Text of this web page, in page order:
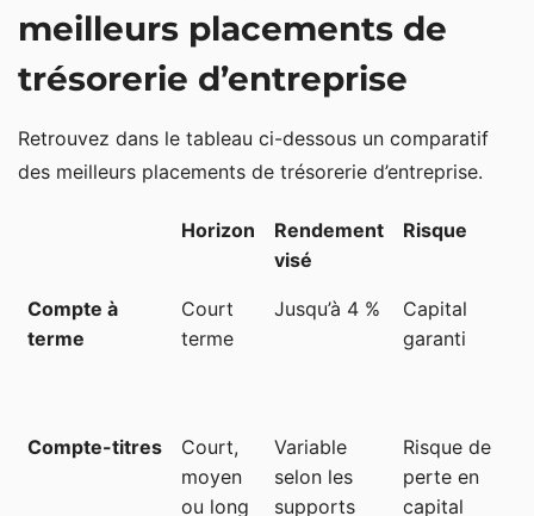
meilleurs placements de
trésorerie d’entreprise
Retrouvez dans le tableau ci-dessous un comparatif
des meilleurs placements de trésorerie d’entreprise.
Horizon
Rendement
visé
Risque
Compte à
terme
Court
terme
Jusqu’à 4 %
Capital
garanti
Compte-titres
Court,
moyen
ou long
Variable
selon les
supports
Risque de
perte en
capital